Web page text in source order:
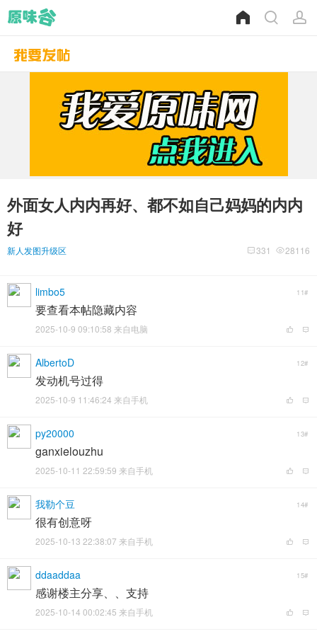
外面女人内内再好、都不如自己妈妈的内内
好
新人发图升级区 28116
331
limbo5 11#
要查看本帖隐藏内容
2025-10-9 09:10:58 来自电脑
AlbertoD 12#
发动机号过得
2025-10-9 11:46:24 来自手机
py20000 13#
ganxielouzhu
2025-10-11 22:59:59 来自手机
我勒个豆 14#
很有创意呀
2025-10-13 22:38:07 来自手机
ddaaddaa 15#
感谢楼主分享、、支持
2025-10-14 00:02:45 来自手机